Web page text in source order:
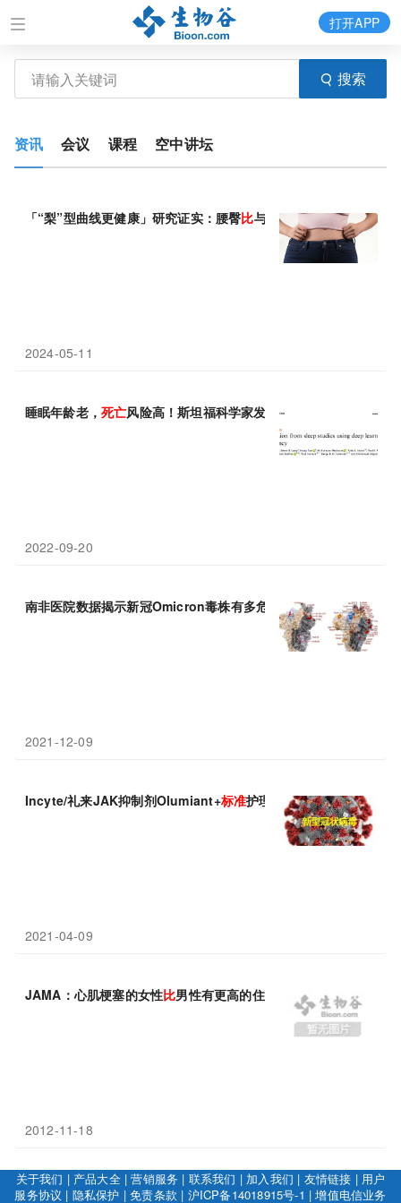
搜索
打开APP
资讯 会议 课程 空中讲坛
「“梨”型曲线更健康」研究证实：腰臀比与全因 死亡率的相关性最
2024-05-11
睡眠年龄老， 死亡风险高！斯坦福科学家发现，AI评估的睡眠年龄
2022-09-20
南非医院数据揭示新冠Omicron毒株有多危险：病例激增，呈年轻
2021-12-09
Incyte/礼来JAK抑制剂Olumiant+标准护理显著降低住院COVID-
2021-04-09
JAMA：心肌梗塞的女性比男性有更高的住院 死亡率
2012-11-18
关于我们 | 产品大全|营销服务 | 联系我们 | 加入我们 | 友情链接 | 用户
服务协议 | 隐私保护 |免责条款 | 沪ICP备14018915号-1 |增值电信业务